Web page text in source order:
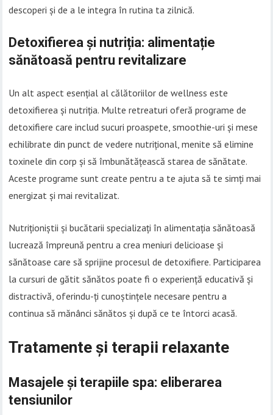
descoperi și de a le integra în rutina ta zilnică.
Detoxifierea și nutriția: alimentație
sănătoasă pentru revitalizare
Un alt aspect esențial al călătoriilor de wellness este
detoxifierea și nutriția. Multe retreaturi oferă programe de
detoxifiere care includ sucuri proaspete, smoothie-uri și mese
echilibrate din punct de vedere nutrițional, menite să elimine
toxinele din corp și să îmbunătățească starea de sănătate.
Aceste programe sunt create pentru a te ajuta să te simți mai
energizat și mai revitalizat.
Nutriționiștii și bucătarii specializați în alimentația sănătoasă
lucrează împreună pentru a crea meniuri delicioase și
sănătoase care să sprijine procesul de detoxifiere. Participarea
la cursuri de gătit sănătos poate fi o experiență educativă și
distractivă, oferindu-ți cunoștințele necesare pentru a
continua să mănânci sănătos și după ce te întorci acasă.
Tratamente și terapii relaxante
Masajele și terapiile spa: eliberarea
tensiunilor